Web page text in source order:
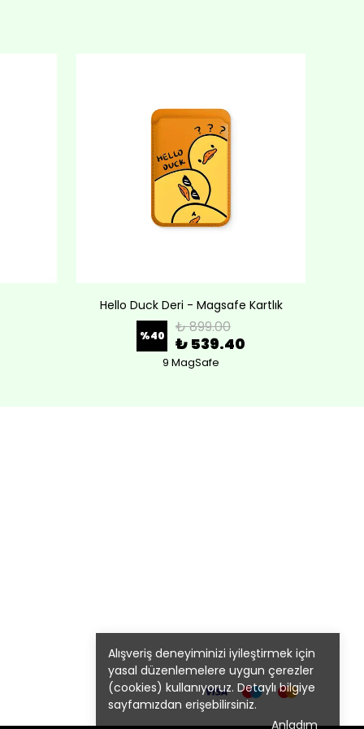
Alışveriş deneyiminizi iyileştirmek için
yasal düzenlemelere uygun çerezler
(cookies) kullanıyoruz. Detaylı bilgiye
sayfamızdan erişebilirsiniz.
Anladım
Hello Duck Deri - Magsafe Kartlık
%40 ₺ 899.00
₺ 539.40
9 MagSafe